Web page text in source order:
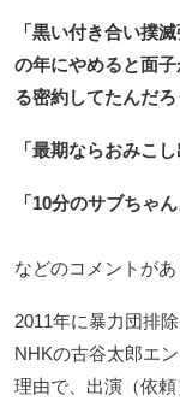
「黒い付き合い撲
の年にやめると面
る密約してたんだろ
「最期ならおみこ
「10分のサブちゃ
などのコメントがあ
2011年に暴力団排
NHKの古谷太郎エ
理由で、出演（依